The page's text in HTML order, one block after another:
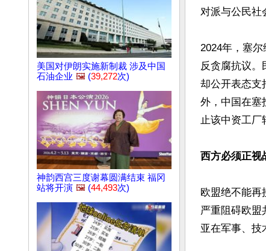
美国对伊朗实施新制裁 涉及中国
石油企业 🖼️ (39,272次)
神韵西宫三度谢幕圆满结束 福冈
站将开演 🖼️ (44,493次)
对派与公民社
2024年，塞
反贪腐抗议
却公开表态支
外，中国在塞
止该中资工厂
西方必须正视
欧盟绝不能再
严重阻碍欧盟
亚在军事、技